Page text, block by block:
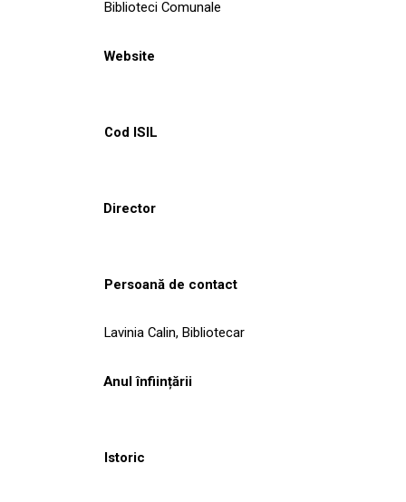
Biblioteci Comunale
Website
Cod ISIL
Director
Persoană de contact
Lavinia Calin, Bibliotecar
Anul înființării
Istoric